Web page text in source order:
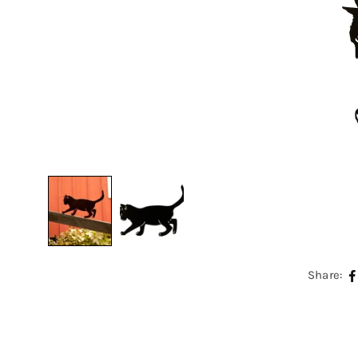
Share: